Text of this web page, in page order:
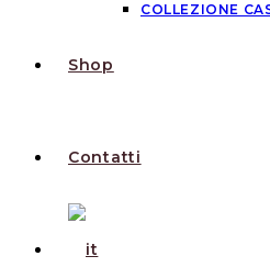
COLLEZIONE
Shop
Contatti